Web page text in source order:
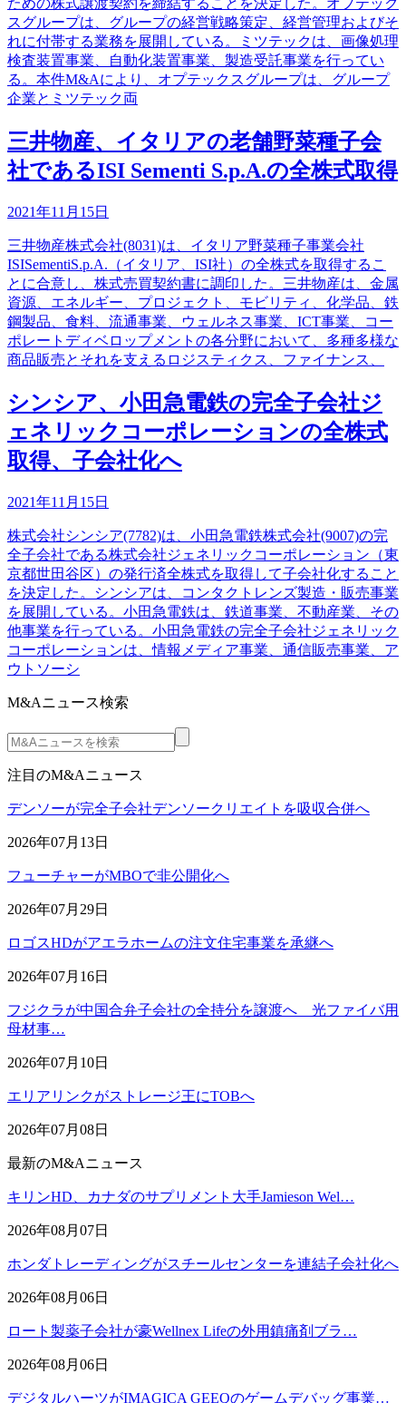
ための株式譲渡契約を締結することを決定した。オプテック
スグループは、グループの経営戦略策定、経営管理およびそ
れに付帯する業務を展開している。ミツテックは、画像処理
検査装置事業、自動化装置事業、製造受託事業を行ってい
る。本件M&Aにより、オプテックスグループは、グループ
企業とミツテック両
三井物産、イタリアの老舗野菜種子会
社であるISI Sementi S.p.A.の全株式取得
2021年11月15日
三井物産株式会社(8031)は、イタリア野菜種子事業会社
ISISementiS.p.A.（イタリア、ISI社）の全株式を取得するこ
とに合意し、株式売買契約書に調印した。三井物産は、金属
資源、エネルギー、プロジェクト、モビリティ、化学品、鉄
鋼製品、食料、流通事業、ウェルネス事業、ICT事業、コー
ポレートディベロップメントの各分野において、多種多様な
商品販売とそれを支えるロジスティクス、ファイナンス、
シンシア、小田急電鉄の完全子会社ジ
ェネリックコーポレーションの全株式
取得、子会社化へ
2021年11月15日
株式会社シンシア(7782)は、小田急電鉄株式会社(9007)の完
全子会社である株式会社ジェネリックコーポレーション（東
京都世田谷区）の発行済全株式を取得して子会社化すること
を決定した。シンシアは、コンタクトレンズ製造・販売事業
を展開している。小田急電鉄は、鉄道事業、不動産業、その
他事業を行っている。小田急電鉄の完全子会社ジェネリック
コーポレーションは、情報メディア事業、通信販売事業、ア
ウトソーシ
M&Aニュース検索
注目のM&Aニュース
デンソーが完全子会社デンソークリエイトを吸収合併へ
2026年07月13日
フューチャーがMBOで非公開化へ
2026年07月29日
ロゴスHDがアエラホームの注文住宅事業を承継へ
2026年07月16日
フジクラが中国合弁子会社の全持分を譲渡へ 光ファイバ用
母材事…
2026年07月10日
エリアリンクがストレージ王にTOBへ
2026年07月08日
最新のM&Aニュース
キリンHD、カナダのサプリメント大手Jamieson Wel…
2026年08月07日
ホンダトレーディングがスチールセンターを連結子会社化へ
2026年08月06日
ロート製薬子会社が豪Wellnex Lifeの外用鎮痛剤ブラ…
2026年08月06日
デジタルハーツがIMAGICA GEEQのゲームデバッグ事業…